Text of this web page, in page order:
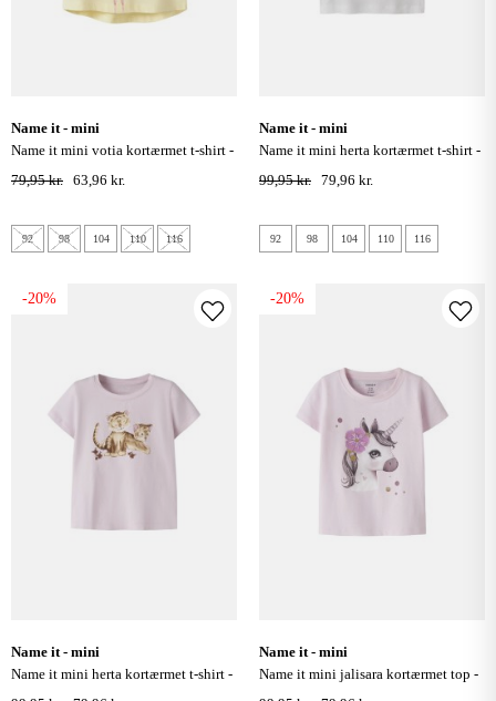
name it - mini
name it mini votia kortærmet t-shirt -
double cream flamingo
79,95 kr. 63,96 kr.
92 98 104 110 116
name it - mini
name it mini herta kortærmet t-shirt -
bright white
99,95 kr. 79,96 kr.
92 98 104 110 116
-20%
name it - mini
name it mini herta kortærmet t-shirt -
-20%
name it - mini
name it mini jalisara kortærmet top -